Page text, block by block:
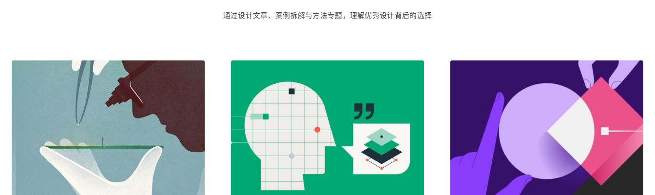
通过设计文章、案例拆解与方法专题，理解优秀设计背后的选择